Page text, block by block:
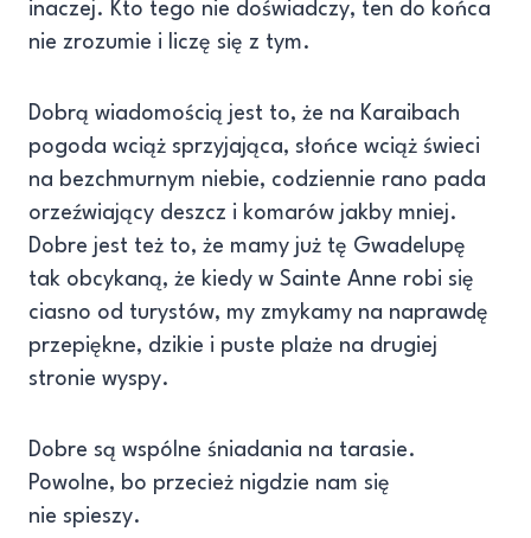
inaczej. Kto tego nie doświadczy, ten do końca
nie zrozumie i liczę się z tym.
Dobrą wiadomością jest to, że na Karaibach
pogoda wciąż sprzyjająca, słońce wciąż świeci
na bezchmurnym niebie, codziennie rano pada
orzeźwiający deszcz i komarów jakby mniej.
Dobre jest też to, że mamy już tę Gwadelupę
tak obcykaną, że kiedy w Sainte Anne robi się
ciasno od turystów, my zmykamy na naprawdę
przepiękne, dzikie i puste plaże na drugiej
stronie wyspy.
Dobre są wspólne śniadania na tarasie.
Powolne, bo przecież nigdzie nam się
nie spieszy.